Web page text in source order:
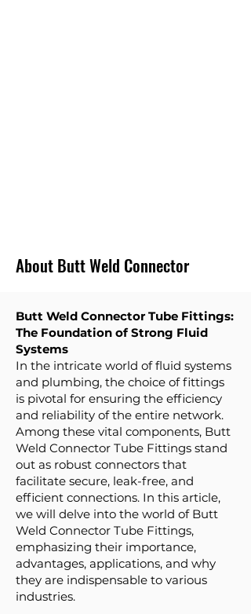
About Butt Weld Connector
Butt Weld Connector Tube Fittings:
The Foundation of Strong Fluid
Systems
In the intricate world of fluid systems
and plumbing, the choice of fittings
is pivotal for ensuring the efficiency
and reliability of the entire network.
Among these vital components, Butt
Weld Connector Tube Fittings stand
out as robust connectors that
facilitate secure, leak-free, and
efficient connections. In this article,
we will delve into the world of Butt
Weld Connector Tube Fittings,
emphasizing their importance,
advantages, applications, and why
they are indispensable to various
industries.